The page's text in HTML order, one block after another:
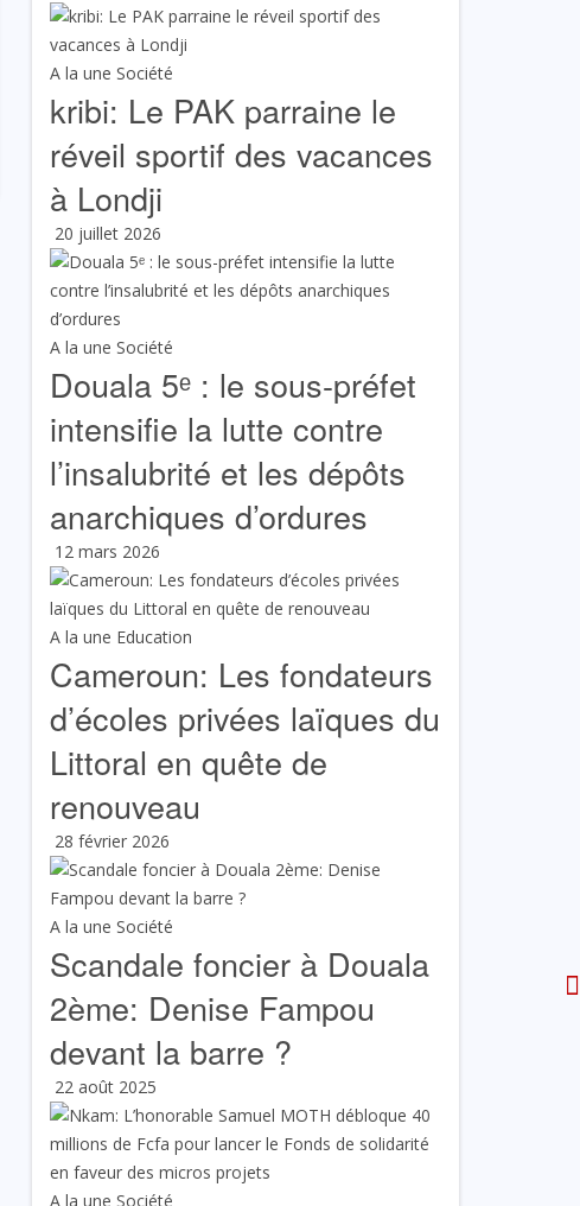
A la une Société
kribi: Le PAK parraine le
réveil sportif des vacances
à Londji
20 juillet 2026
A la une Société
Douala 5ᵉ : le sous-préfet
intensifie la lutte contre
l’insalubrité et les dépôts
anarchiques d’ordures
12 mars 2026
A la une Education
Cameroun: Les fondateurs
d’écoles privées laïques du
Littoral en quête de
renouveau
28 février 2026
A la une Société
Scandale foncier à Douala
2ème: Denise Fampou
devant la barre ?
22 août 2025
A la une Société